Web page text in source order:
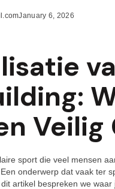
January 6, 2026
sport die veel mensen
onderwerp dat vaak ter
artikel bespreken we